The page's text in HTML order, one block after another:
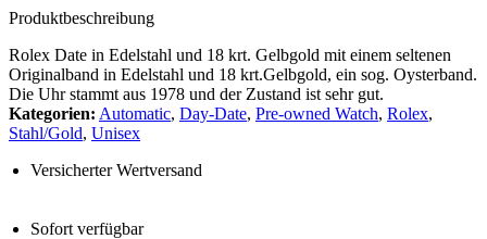
Produktbeschreibung
Rolex Date in Edelstahl und 18 krt. Gelbgold mit einem seltenen
Originalband in Edelstahl und 18 krt.Gelbgold, ein sog. Oysterband.
Die Uhr stammt aus 1978 und der Zustand ist sehr gut.
Kategorien: Automatic, Day-Date, Pre-owned Watch, Rolex,
Stahl/Gold, Unisex
Versicherter Wertversand
Sofort verfügbar